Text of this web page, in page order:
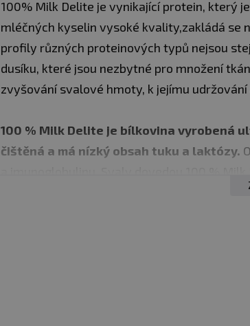
100% Milk Delite je vynikající protein, který
mléčných kyselin vysoké kvality,zakládá se
profily různých proteinových typů nejsou
dusíku, které jsou nezbytné pro množení
zvyšování svalové hmoty, k jejímu
100 % Milk Delite je bílkovina vyrobená
čištěná a má nízký obsah tuku a laktózy.
chuť! Má 50procentní obsah esenciálních
Mléčné bílkoviny jsou komletními
aminokyselin: včetně 9 aminokyselin,
potravou ( jsou to jmenovitě. Histidin,
Valin). „100% Whey Protein Proffesio“